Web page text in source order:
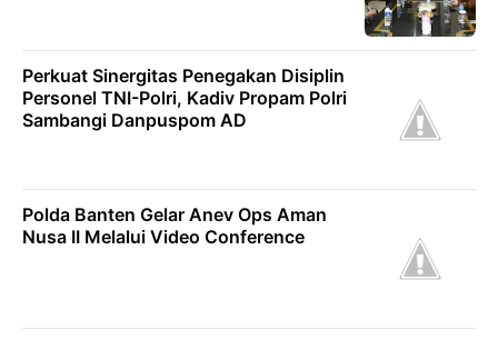
Perkuat Sinergitas Penegakan Disiplin
Personel TNI-Polri, Kadiv Propam Polri
Sambangi Danpuspom AD
Polda Banten Gelar Anev Ops Aman
Nusa II Melalui Video Conference